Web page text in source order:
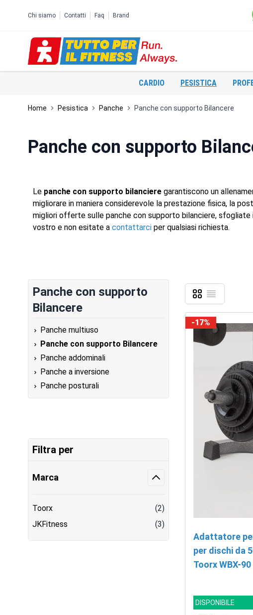
Chi siamo Contatti Faq Brand
CARDIO
PESISTICA
Home Pesistica Panche Panche con supporto Bilancere
Panche con supporto
Le panche con supporto bilanciere garantiscono un
migliorare in maniera considerevole la prestazione fisica, la
migliori offerte sulle panche con supporto bilanciere,
vostro e non esitate a contattarci per qualsiasi richiesta.
Panche con supporto
Bilancere
Panche multiuso
Panche con supporto Bilancere
Panche addominali
Panche a inversione
Panche posturali
Filtra per
Marca
Toorx
(2)
JKFitness
(3)
Mostra come
Griglia
Lista
Adattatore
per dischi da
Toorx WBX-90
DISPONIBILE
-17%